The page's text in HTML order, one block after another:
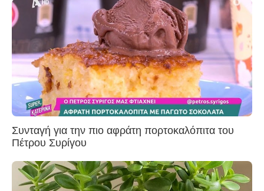
Συνταγή για την πιο αφράτη πορτοκαλόπιτα του
Πέτρου Συρίγου